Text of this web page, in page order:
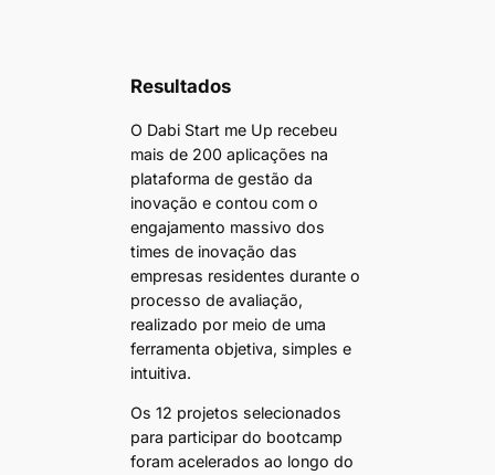
Resultados
O Dabi Start me Up recebeu
mais de 200 aplicações na
plataforma de gestão da
inovação e contou com o
engajamento massivo dos
times de inovação das
empresas residentes durante o
processo de avaliação,
realizado por meio de uma
ferramenta objetiva, simples e
intuitiva.
Os 12 projetos selecionados
para participar do bootcamp
foram acelerados ao longo do